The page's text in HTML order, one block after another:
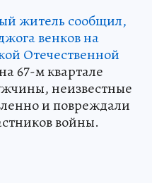
житель сообщил,
венков на
Отечественной
67-м квартале
неизвестные
и повреждали
войны.